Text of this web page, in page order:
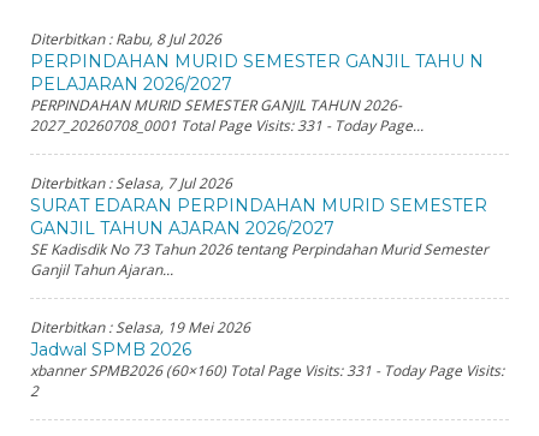
Diterbitkan :Rabu, 8 Jul 2026
PERPINDAHAN MURID SEMESTER GANJIL TAHU N
PELAJARAN 2026/2027
PERPINDAHAN MURID SEMESTER GANJIL TAHUN 2026-
2027_20260708_0001 Total Page Visits: 331 - Today Page...
Diterbitkan :Selasa, 7 Jul 2026
SURAT EDARAN PERPINDAHAN MURID SEMESTER
GANJIL TAHUN AJARAN 2026/2027
SE Kadisdik No 73 Tahun 2026 tentang Perpindahan Murid Semester
Ganjil Tahun Ajaran...
Diterbitkan :Selasa, 19 Mei 2026
Jadwal SPMB 2026
xbanner SPMB2026 (60×160) Total Page Visits: 331 - Today Page Visits:
2